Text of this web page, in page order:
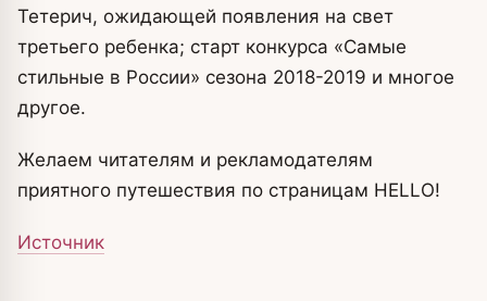
Тетерич, ожидающей появления на свет
третьего ребенка; старт конкурса «Самые
стильные в России» сезона 2018-2019 и многое
другое.
Желаем читателям и рекламодателям
приятного путешествия по страницам HELLO!
Источник